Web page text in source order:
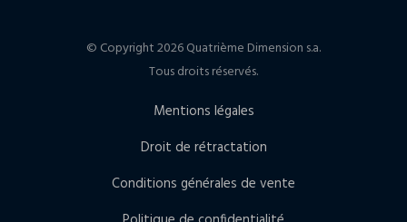
© Copyright 2026 Quatrième Dimension s.a.
Tous droits réservés.
Mentions légales
Droit de rétractation
Conditions générales de vente